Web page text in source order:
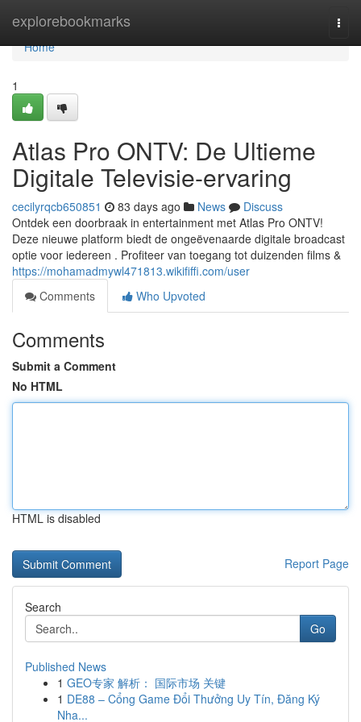
explorebookmarks
Home
Home
1
Atlas Pro ONTV: De Ultieme
Digitale Televisie-ervaring
cecilyrqcb650851 83 days ago News
Discuss
Ontdek een doorbraak in entertainment met Atlas Pro ONTV!
Deze nieuwe platform biedt de ongeëvenaarde digitale broadcast
optie voor iedereen . Profiteer van toegang tot duizenden films &
https://mohamadmywl471813.wikififfi.com/user
Comments
Who Upvoted
Comments
Submit a Comment
No HTML
HTML is disabled
Report Page
Search
Go
Published News
1 GEO专家 解析： 国际市场 关键
1 DE88 – Cổng Game Đổi Thưởng Uy Tín, Đăng Ký
Nha...